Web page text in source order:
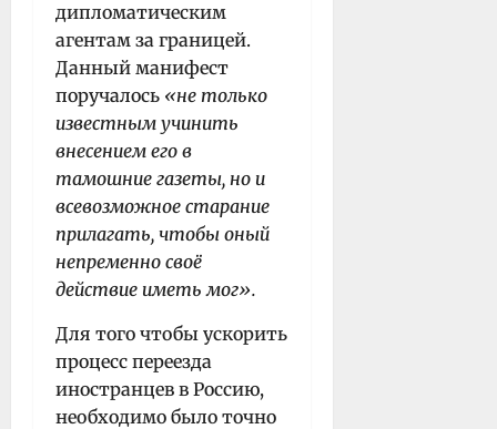
дипломатическим
агентам за границей.
Данный манифест
поручалось «не только
известным учинить
внесением его в
тамошние газеты, но и
всевозможное старание
прилагать, чтобы оный
непременно своё
действие иметь мог».
Для того чтобы ускорить
процесс переезда
иностранцев в Россию,
необходимо было точно